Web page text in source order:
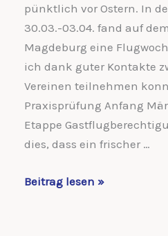
pünktlich vor Ostern. In
30.03.-03.04. fand auf
Magdeburg eine
ich dank guter Kontakte
Vereinen teilnehmen
Praxisprüfung Anfang
Etappe
dies, dass ein frischer …
Osterfliegen
Beitrag lesen »